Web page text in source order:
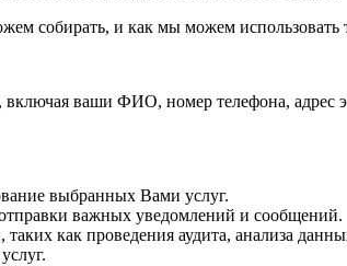
собирать, и как мы можем
ваши ФИО, номер телефона,
выбранных Вами услуг.
важных уведомлений и сообщений.
как проведения аудита, анализа